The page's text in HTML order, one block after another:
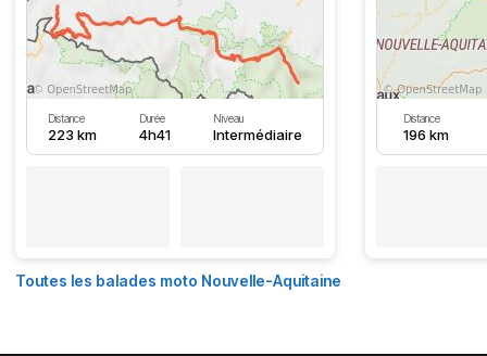
Distance
223 km
Durée
4h41
Niveau
Intermédiaire
Distance
196 km
Toutes les balades moto Nouvelle-Aquitaine